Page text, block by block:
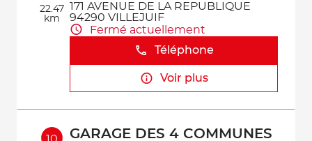
22.47
km
171 AVENUE DE LA REPUBLIQUE
94290 VILLEJUIF
Fermé actuellement
Téléphone
Voir plus
GARAGE DES 4 COMMUNES